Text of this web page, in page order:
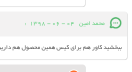
محمد امین 04 - 06 - 1398
:
ببخشید کاور هم برای کیس همین محصول هم